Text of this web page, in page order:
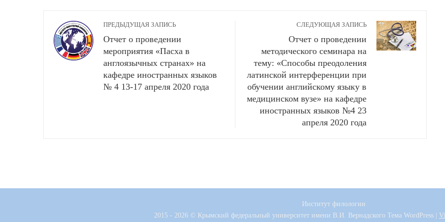
ПРЕДЫДУЩАЯ ЗАПИСЬ
Отчет о проведении
мероприятия «Пасха в
англоязычных странах» на
кафедре иностранных языков
№ 4 13-17 апреля 2020 года
СЛЕДУЮЩАЯ ЗАПИСЬ
Отчет о проведении
методического семинара на
тему: «Способы преодоления
латинской интерференции при
обучении английскому языку в
медицинском вузе» на кафедре
иностранных языков №4 23
апреля 2020 года
Институт филологии
2015 - 2026 © Крымский федеральный университет имени В.И. Вернадского Тема WordPress |